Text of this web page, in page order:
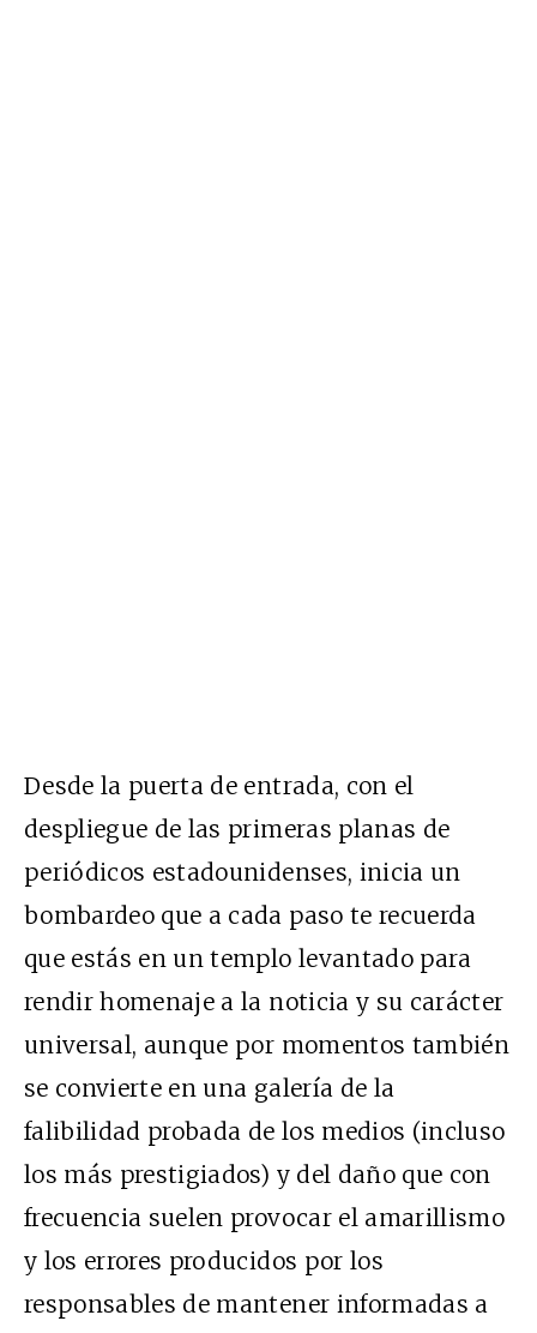
Desde la puerta de entrada, con el
despliegue de las primeras planas de
periódicos estadounidenses, inicia un
bombardeo que a cada paso te recuerda
que estás en un templo levantado para
rendir homenaje a la noticia y su carácter
universal, aunque por momentos también
se convierte en una galería de la
falibilidad probada de los medios (incluso
los más prestigiados) y del daño que con
frecuencia suelen provocar el amarillismo
y los errores producidos por los
responsables de mantener informadas a